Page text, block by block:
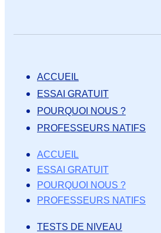
ACCUEIL
ESSAI GRATUIT
POURQUOI NOUS ?
PROFESSEURS NATIFS
ACCUEIL
ESSAI GRATUIT
POURQUOI NOUS ?
PROFESSEURS NATIFS
TESTS DE NIVEAU